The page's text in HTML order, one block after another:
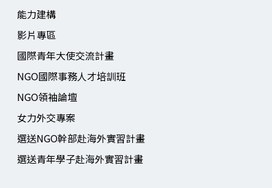
能力建構
影片專區
國際青年大使交流計畫
NGO國際事務人才培訓班
NGO領袖論壇
女力外交專案
選送NGO幹部赴海外實習計畫
選送青年學子赴海外實習計畫